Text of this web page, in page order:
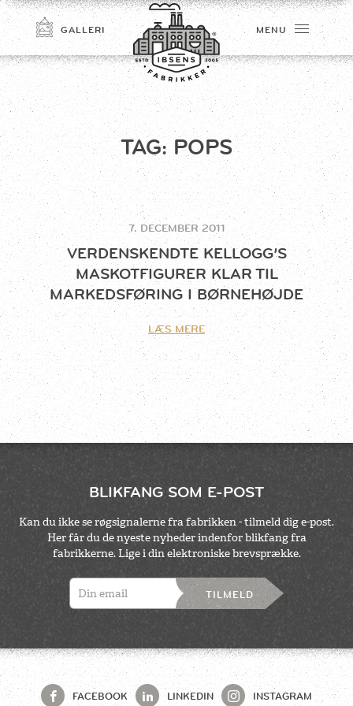
TILMELD
GALLERI MENU
TAG:POPS
7. DECEMBER 2011
VERDENSKENDTE KELLOGG’S
MASKOTFIGURER KLAR TIL
MARKEDSFØRING I BØRNEHØJDE
LÆS MERE
BLIKFANG SOM E-POST
Kan du ikke se røgsignalerne fra fabrikken - tilmeld dig e-post.
Her får du de nyeste nyheder indenfor blikfang fra
fabrikkerne. Lige i din elektroniske brevsprække.
TILMELD
FACEBOOK LINKEDIN INSTAGRAM